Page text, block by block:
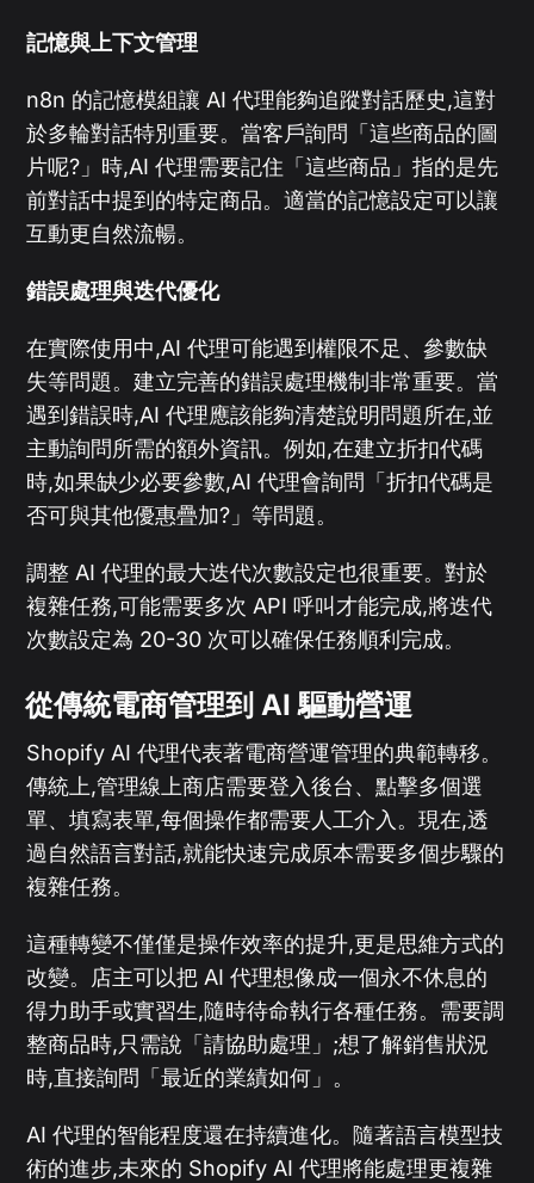
記憶與上下文管理
n8n 的記憶模組讓 AI 代理能夠追蹤對話歷史,這對
於多輪對話特別重要。當客戶詢問「這些商品的圖
片呢?」時,AI 代理需要記住「這些商品」指的是先
前對話中提到的特定商品。適當的記憶設定可以讓
互動更自然流暢。
錯誤處理與迭代優化
在實際使用中,AI 代理可能遇到權限不足、參數缺
失等問題。建立完善的錯誤處理機制非常重要。當
遇到錯誤時,AI 代理應該能夠清楚說明問題所在,並
主動詢問所需的額外資訊。例如,在建立折扣代碼
時,如果缺少必要參數,AI 代理會詢問「折扣代碼是
否可與其他優惠疊加?」等問題。
調整 AI 代理的最大迭代次數設定也很重要。對於
複雜任務,可能需要多次 API 呼叫才能完成,將迭代
次數設定為 20-30 次可以確保任務順利完成。
從傳統電商管理到 AI 驅動營運
Shopify AI 代理代表著電商營運管理的典範轉移。
傳統上,管理線上商店需要登入後台、點擊多個選
單、填寫表單,每個操作都需要人工介入。現在,透
過自然語言對話,就能快速完成原本需要多個步驟的
複雜任務。
這種轉變不僅僅是操作效率的提升,更是思維方式的
改變。店主可以把 AI 代理想像成一個永不休息的
得力助手或實習生,隨時待命執行各種任務。需要調
整商品時,只需說「請協助處理」;想了解銷售狀況
時,直接詢問「最近的業績如何」。
AI 代理的智能程度還在持續進化。隨著語言模型技
術的進步,未來的 Shopify AI 代理將能處理更複雜